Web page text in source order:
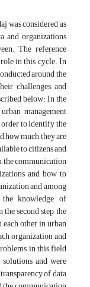
was considered as
and organizations
The reference
in this cycle. In
around the
challenges and
below: In the
management
to identify the
how much they are
to citizens and
the communication
and how to
and among
knowledge of
second step, the
other in urban
organization and
in this field
and were
of data